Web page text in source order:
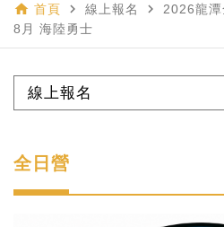
home 首頁 navigate_next 線上報名 navigate_next 2026龍潭
8月 海陸勇士
線上報名
全日營